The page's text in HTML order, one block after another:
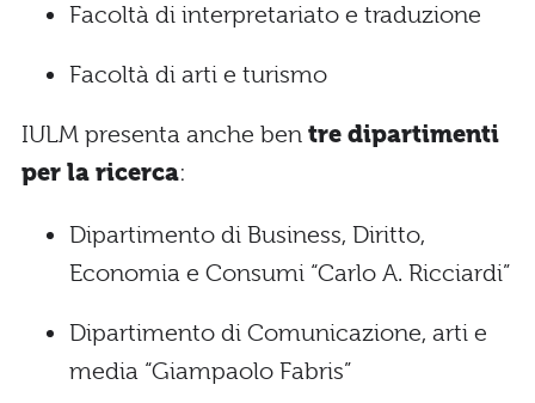
Facoltà di interpretariato e traduzione
Facoltà di arti e turismo
IULM presenta anche ben tre dipartimenti
per la ricerca:
Dipartimento di Business, Diritto,
Economia e Consumi “Carlo A. Ricciardi”
Dipartimento di Comunicazione, arti e
media “Giampaolo Fabris”